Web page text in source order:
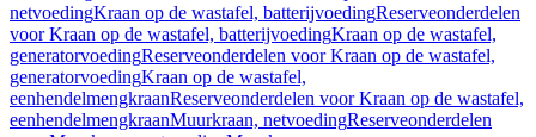
netvoedingKraan op de wastafel, batterijvoedingReserveonderdelen
voor Kraan op de wastafel, batterijvoedingKraan op de wastafel,
generatorvoedingReserveonderdelen voor Kraan op de wastafel,
generatorvoedingKraan op de wastafel,
eenhendelmengkraanReserveonderdelen voor Kraan op de wastafel,
eenhendelmengkraanMuurkraan, netvoedingReserveonderdelen